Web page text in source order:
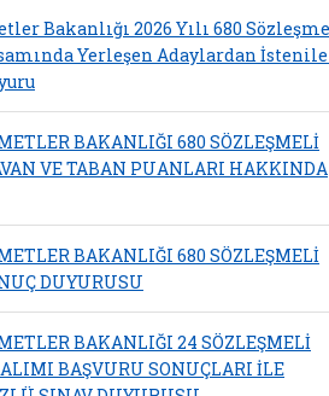
Bakanlığı 2026 Yılı 680
Yerleşen Adaylardan
BAKANLIĞI 680 SÖZLEŞMELİ
VE TABAN PUANLARI HAKKINDA
BAKANLIĞI 680 SÖZLEŞMELİ
DUYURUSU
BAKANLIĞI 24 SÖZLEŞMELİ
BAŞVURU SONUÇLARI İLE